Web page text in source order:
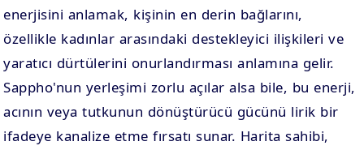
enerjisini anlamak, kişinin en derin bağlarını,
özellikle kadınlar arasındaki destekleyici ilişkileri ve
yaratıcı dürtülerini onurlandırması anlamına gelir.
Sappho'nun yerleşimi zorlu açılar alsa bile, bu enerji,
acının veya tutkunun dönüştürücü gücünü lirik bir
ifadeye kanalize etme fırsatı sunar. Harita sahibi,